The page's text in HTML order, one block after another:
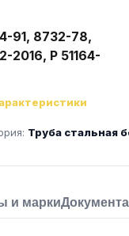
91, 8732-78,
2016, Р 51164-
Труба стальная
и марки